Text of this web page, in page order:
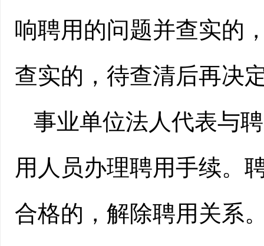
响聘用的问题并查实的
查实的，待查清后再决
事业单位法人代表与
用人员办理聘用手续。
合格的，解除聘用关系